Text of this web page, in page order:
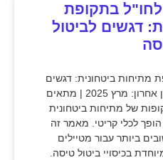
לחו"ל בתקופת
דגשים לביטול
מתיחות ביטחונית: דגשים
קריטיים לביטול טיסה עדכון אחרון: מרץ 2025 | מתאים
של מתיחות ביטחונית
לכלי קריטי. מאמר זה
ביותר עבור מטיילים
בכיסויי ביטול טיסה.